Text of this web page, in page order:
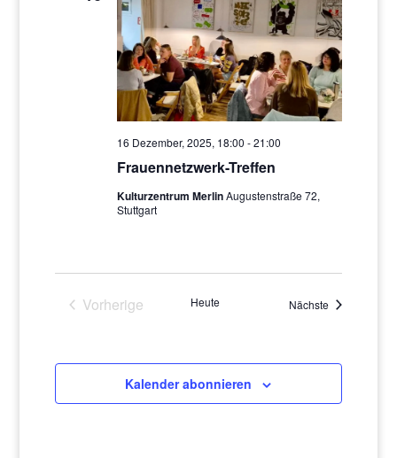
Frauennetzwerk-Treffen
16 Dezember, 2025, 18:00 -21:00
Kulturzentrum MerlinAugustenstraße 72,
Stuttgart
Vorherige
Heute Nächste
Kalender abonnieren